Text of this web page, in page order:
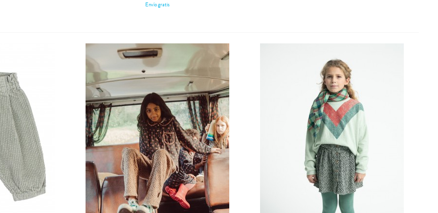
Envío gratis